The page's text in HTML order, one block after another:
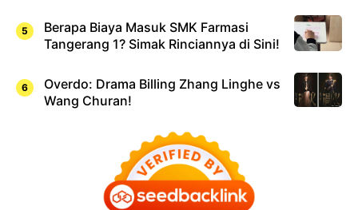
Berapa Biaya Masuk SMK Farmasi
Tangerang 1? Simak Rinciannya di Sini!
Overdo: Drama Billing Zhang Linghe vs
Wang Churan!